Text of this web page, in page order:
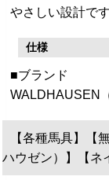
やさしい設計です
仕様
■ブランド
WALDHAUSEN
【各種馬具】【
ハウゼン）】【ネ